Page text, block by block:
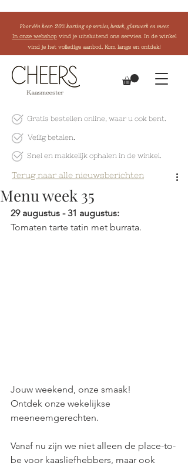
Voor één keer: 20% korting op servies, bestek, glaswerk en meer.
In onze webshopvind je uitsluitend ons servies. In de winkel
vind je het volledige aanbod. Kom langs en ontdek!
Gratis bestellen online , waar u ook bent.
Veilig betalen.
Snel en makkelijk ophalen in de winkel.
Menu week 35
29 augustus - 31 augustus:
Tomaten tarte tatin met burrata.
Jouw weekend, onze smaak!
Ontdek onze wekelijkse
meeneemgerechten.
Vanaf nu zijn we niet alleen de place-to-
be voor kaasliefhebbers, maar ook
Terug naar alle nieuwsberichten